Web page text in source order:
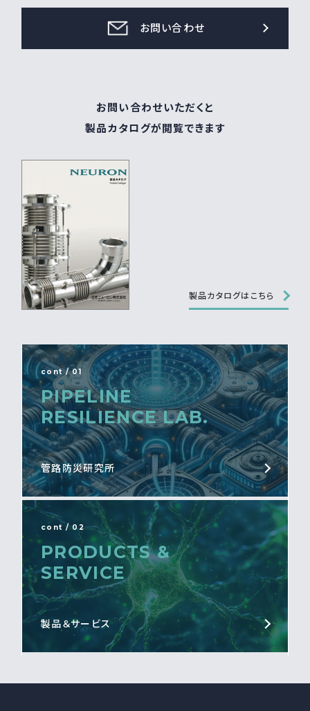
お問い合わせ
お問い合わせいただくと
製品カタログが閲覧できます
製品カタログはこちら
cont / 01
PIPELINE
RESILIENCE LAB.
管路防災研究所
cont / 02
PRODUCTS &
SERVICE
製品＆サービス